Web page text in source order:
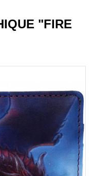
"FIRE